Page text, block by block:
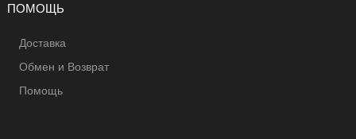
ПОМОЩЬ
Доставка
Обмен и Возврат
Помощь